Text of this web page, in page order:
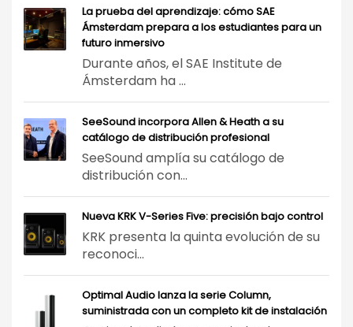
La prueba del aprendizaje: cómo SAE
Ámsterdam prepara a los estudiantes para un
futuro inmersivo
Durante años, el SAE Institute de
Ámsterdam ha ...
SeeSound incorpora Allen & Heath a su
catálogo de distribución profesional
SeeSound amplía su catálogo de
distribución con...
Nueva KRK V-Series Five: precisión bajo control
KRK presenta la quinta evolución de su
reconoci...
Optimal Audio lanza la serie Column,
suministrada con un completo kit de instalación